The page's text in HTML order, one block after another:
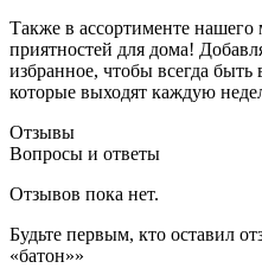
Также в ассортименте нашего
приятностей для дома!
избранное, чтобы всегда
которые выходят каждую
Отзывы
Вопросы и ответы
Отзывов пока нет.
Будьте первым, кто оставил
«батон»»